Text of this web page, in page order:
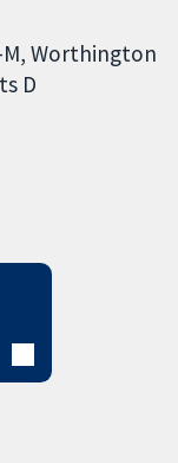
Worthington
D